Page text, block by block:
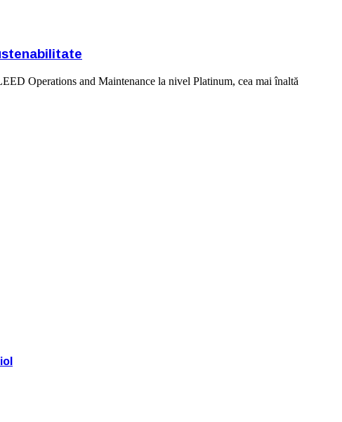
Operations and Maintenance la nivel Platinum, cea mai înaltă